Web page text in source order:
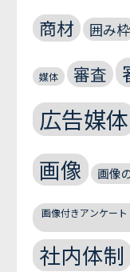
商材 囲み枠
媒体 審査
広告媒体
画像 画像
画像付きアンケー
社内体制